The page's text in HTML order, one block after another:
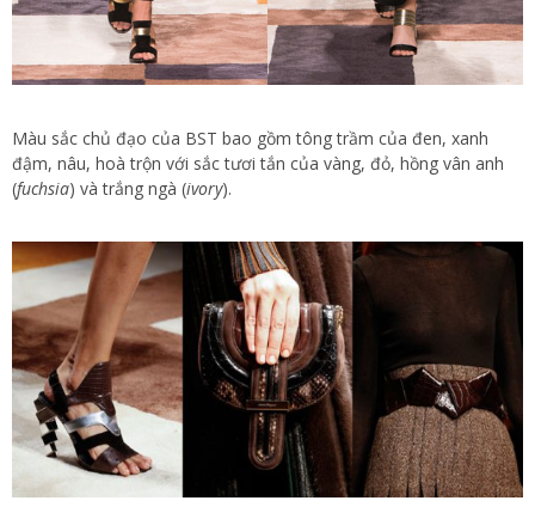
Màu sắc chủ đạo của BST bao gồm tông trầm của đen, xanh
đậm, nâu, hoà trộn với sắc tươi tắn của vàng, đỏ, hồng vân anh
(fuchsia) và trắng ngà (ivory).